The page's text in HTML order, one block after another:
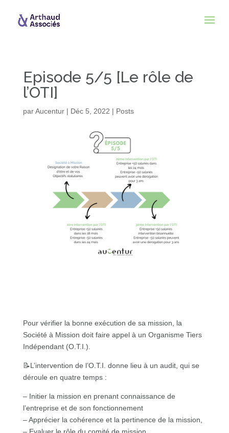
Episode 5/5 [Le rôle de
l’OTI]
parAucentur| Déc 5, 2022 | Posts
Pour vérifier la bonne exécution de sa mission, la
Société à Mission doit faire appel à un Organisme Tiers
Indépendant (O.T.I.).
📝L’intervention de l’O.T.I. donne lieu à un audit, qui se
déroule en quatre temps :
– Initier la mission en prenant connaissance de
l’entreprise et de son fonctionnement
– Apprécier la cohérence et la pertinence de la mission,
– Evaluer le rôle du comité de mission,